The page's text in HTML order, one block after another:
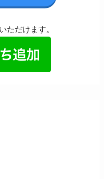
ただけます。